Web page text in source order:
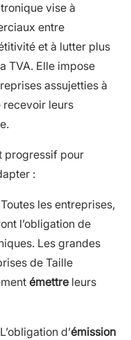
vise à
entre
et à lutter plus
TVA. Elle impose
assujetties à
recevoir leurs
progressif pour
:
les entreprises,
l’obligation de
Les grandes
de Taille
émettre leurs
d’émission